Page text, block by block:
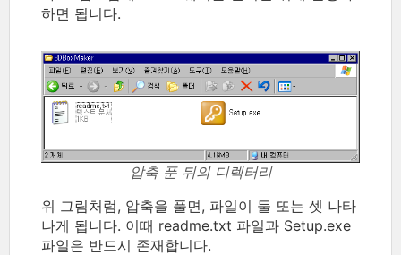
하면 됩니다.
압축 푼 뒤의 디렉터리
위 그림처럼, 압축을 풀면, 파일이 둘 또는 셋 나타
나게 됩니다. 이때 readme.txt 파일과 Setup.exe
파일은 반드시 존재합니다.